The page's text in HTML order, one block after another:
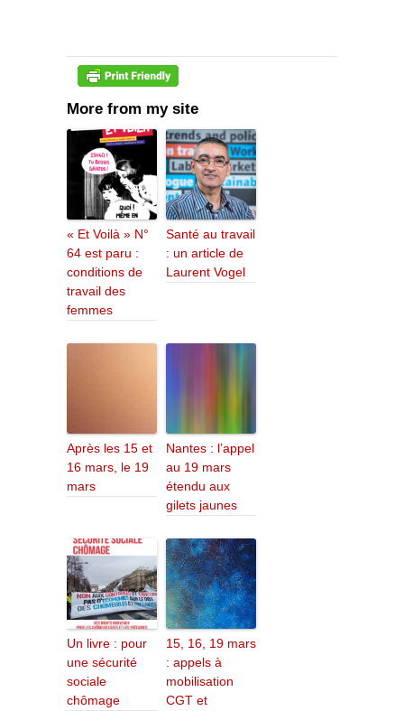
More from my site
« Et Voilà » N°
64 est paru :
conditions de
travail des
femmes
Santé au travail
: un article de
Laurent Vogel
Après les 15 et
16 mars, le 19
mars
Nantes : l’appel
au 19 mars
étendu aux
gilets jaunes
Un livre : pour
une sécurité
sociale
chômage
15, 16, 19 mars
: appels à
mobilisation
CGT et